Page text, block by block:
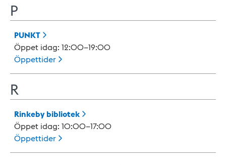
P
PUNKT
Öppet idag: 12:00–19:00
Öppettider
R
Rinkeby bibliotek
Öppet idag: 10:00–17:00
Öppettider